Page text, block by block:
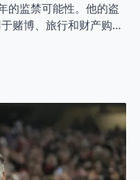
的监禁可能性。他的盗
赌博、旅行和财产购